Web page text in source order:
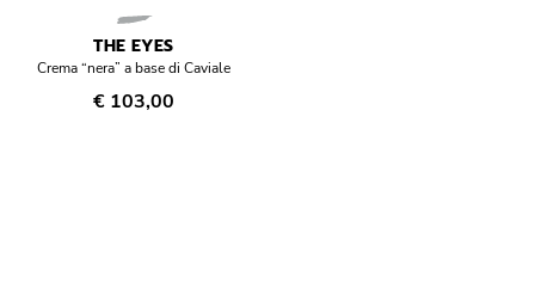
THE EYES
Crema “nera” a base di Caviale
€ 103,00